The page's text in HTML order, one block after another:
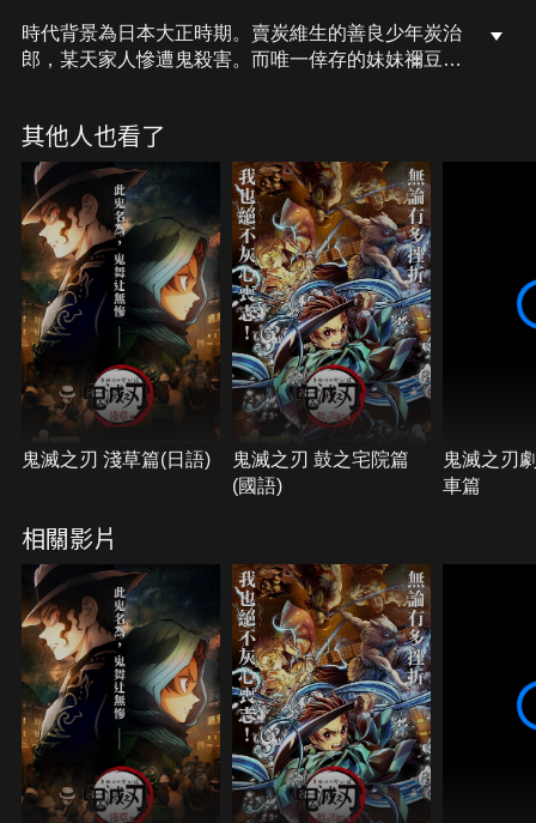
時代背景為日本大正時期。賣炭維生的善良少年炭治
郎，某天家人慘遭鬼殺害。而唯一倖存的妹妹禰豆
定踏上「獵鬼」之路。人鬼交織的悲憤兄妹故事，現
在開始了。
其他人也看了
鬼滅之刃 淺草篇(日語)
鬼滅之刃 鼓之宅院篇
(國語)
鬼滅之刃
車篇
相關影片